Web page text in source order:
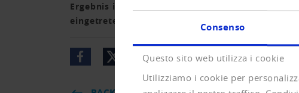
Consenso
Questo sito web utilizza i cookie
Utilizziamo i cookie per
Ergebnis ist nicht im Interesse der
eingetreten werden soll. Dieses Ziel wurde leider